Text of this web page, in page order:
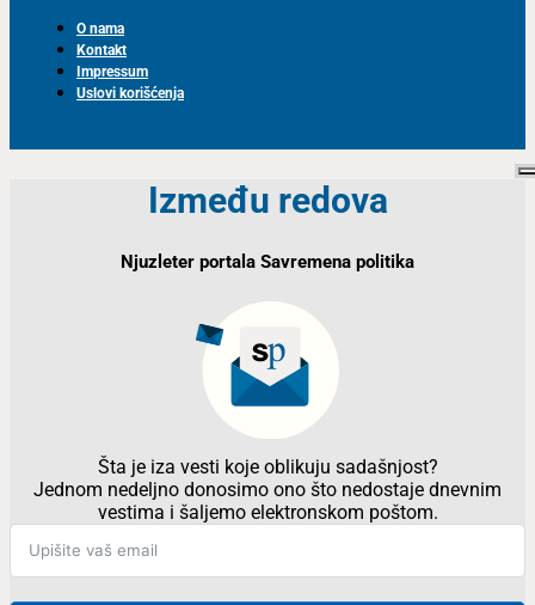
O nama
Kontakt
Impressum
Uslovi korišćenja
Između redova
Njuzleter portala Savremena politika
Šta je iza vesti koje oblikuju sadašnjost?
Jednom nedeljno donosimo ono što nedostaje dnevnim
vestima i šaljemo elektronskom poštom.